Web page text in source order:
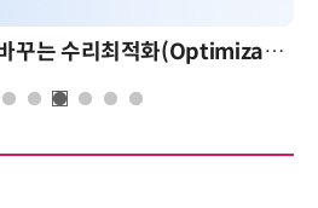
AI 시대의 의사결정을 바꾸는 수리최적화(Optimization): 실제 산업 적용 사례와 활용 전략